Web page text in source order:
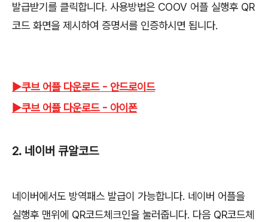
발급받기를 클릭합니다. 사용방법은 COOV 어플 실행후 QR
코드 화면을 제시하여 증명서를 인증하시면 됩니다.
▶쿠브 어플 다운로드 - 안드로이드
▶쿠브 어플 다운로드 - 아이폰
2. 네이버 큐알코드
네이버에서도 방역패스 발급이 가능합니다. 네이버 어플을
실행후 맨위에 QR코드체크인을 눌러줍니다. 다음 QR코드체